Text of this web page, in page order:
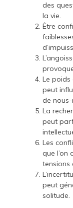
des
la vie.
Être
Le poids
peut
de
La
peut
Les
que l’on
tensions
peut
solitude.